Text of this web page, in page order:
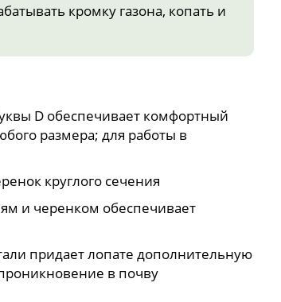
кромку газона, копать и
D обеспечивает комфортный
размера; для работы в
круглого сечения
и черенком обеспечивает
придает лопате дополнительную
в почву